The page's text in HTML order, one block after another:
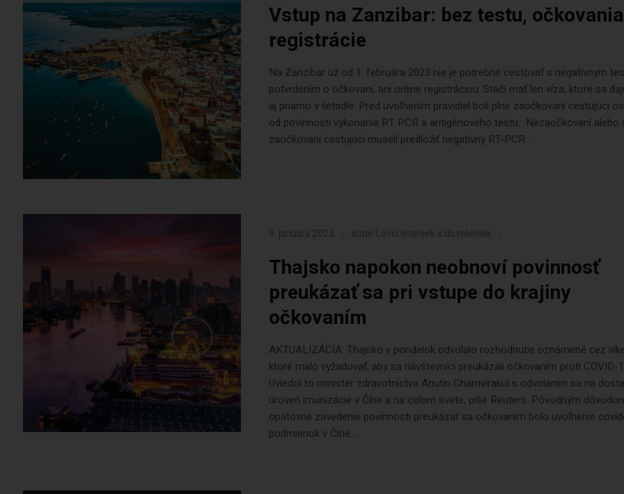
Vstup na Zanzibar: bez testu,
registrácie
Na Zanzibar už od 1. februára 2023 nie je potrebné cestovať s negatívnym
potvrdením o očkovaní, ani online registráciou. Stačí mať len víza, ktoré sa
aj priamo v lietadle. Pred uvoľnením pravidiel boli plne zaočkovaní cestujúci
od povinnosti vykonania RT PCR a antigénového testu. Nezaočkovaní alebo
zaočkovaní cestujúci museli predložiť negatívny RT-PCR...
9. januára 2023 autor Lovci leteniek a dovoleniek
Thajsko napokon neobnoví povinnosť
preukázať sa pri vstupe do krajiny
očkovaním
AKTUALIZÁCIA: Thajsko v pondelok odvolalo rozhodnutie oznámené cez
ktoré malo vyžadovať, aby sa návštevníci preukázali očkovaním proti COVID-
Uviedol to minister zdravotníctva Anutin Charnvirakul s odvolaním sa na
úroveň imunizácie v Číne a na celom svete, píše Reuters. Pôvodným
opätovné zavedenie povinnosti preukázať sa očkovaním bolo uvoľnenie
podmienok v Číne....